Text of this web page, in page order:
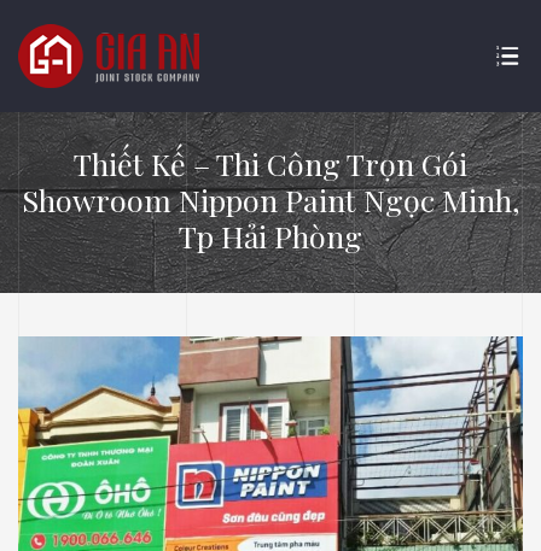
Thiết Kế – Thi Công Trọn Gói
Showroom Nippon Paint Ngọc Minh,
Tp Hải Phòng